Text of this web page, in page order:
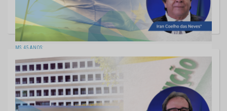
MS, 45 ANOS:
BREVE HISTÓRIA, GRANDES AVANÇOS
07/10/2022